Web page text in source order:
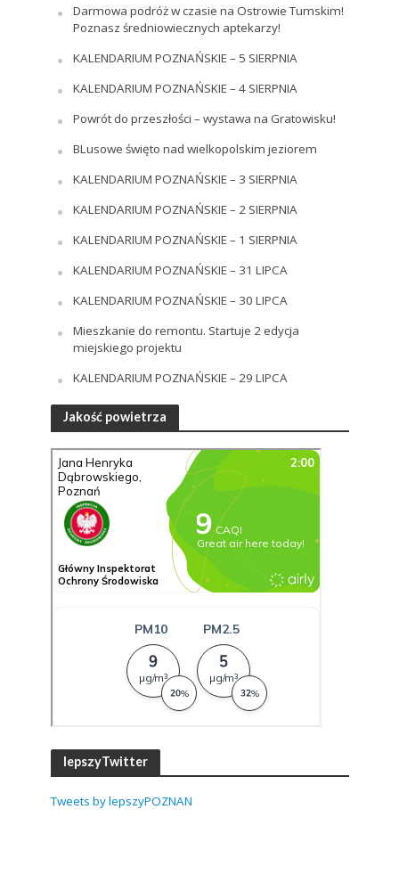
Darmowa podróż w czasie na Ostrowie Tumskim!
Poznasz średniowiecznych aptekarzy!
KALENDARIUM POZNAŃSKIE – 5 SIERPNIA
KALENDARIUM POZNAŃSKIE – 4 SIERPNIA
Powrót do przeszłości – wystawa na Gratowisku!
BLusowe święto nad wielkopolskim jeziorem
KALENDARIUM POZNAŃSKIE – 3 SIERPNIA
KALENDARIUM POZNAŃSKIE – 2 SIERPNIA
KALENDARIUM POZNAŃSKIE – 1 SIERPNIA
KALENDARIUM POZNAŃSKIE – 31 LIPCA
KALENDARIUM POZNAŃSKIE – 30 LIPCA
Mieszkanie do remontu. Startuje 2 edycja
miejskiego projektu
KALENDARIUM POZNAŃSKIE – 29 LIPCA
Jakość powietrza
lepszyTwitter
Tweets by lepszyPOZNAN